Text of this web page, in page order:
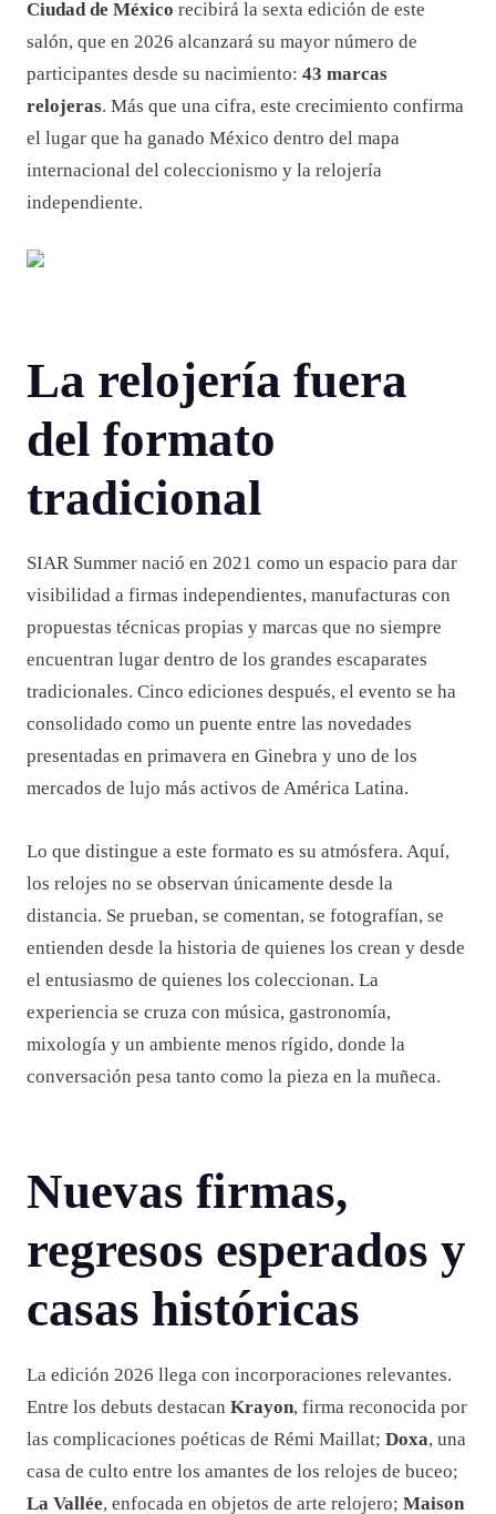
Ciudad de México recibirá la sexta edición de este
salón, que en 2026 alcanzará su mayor número de
participantes desde su nacimiento: 43 marcas
relojeras. Más que una cifra, este crecimiento confirma
el lugar que ha ganado México dentro del mapa
internacional del coleccionismo y la relojería
independiente.
La relojería fuera
del formato
tradicional
SIAR Summer nació en 2021 como un espacio para dar
visibilidad a firmas independientes, manufacturas con
propuestas técnicas propias y marcas que no siempre
encuentran lugar dentro de los grandes escaparates
tradicionales. Cinco ediciones después, el evento se ha
consolidado como un puente entre las novedades
presentadas en primavera en Ginebra y uno de los
mercados de lujo más activos de América Latina.
Lo que distingue a este formato es su atmósfera. Aquí,
los relojes no se observan únicamente desde la
distancia. Se prueban, se comentan, se fotografían, se
entienden desde la historia de quienes los crean y desde
el entusiasmo de quienes los coleccionan. La
experiencia se cruza con música, gastronomía,
mixología y un ambiente menos rígido, donde la
conversación pesa tanto como la pieza en la muñeca.
Nuevas firmas,
regresos esperados y
casas históricas
La edición 2026 llega con incorporaciones relevantes.
Entre los debuts destacan Krayon, firma reconocida por
las complicaciones poéticas de Rémi Maillat; Doxa, una
casa de culto entre los amantes de los relojes de buceo;
La Vallée, enfocada en objetos de arte relojero; Maison